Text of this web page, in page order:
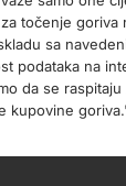
točenje goriva
sa
podataka na
da se
kupovine